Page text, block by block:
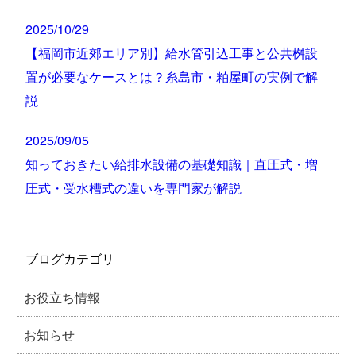
2025/10/29
【福岡市近郊エリア別】給水管引込工事と公共桝設
置が必要なケースとは？糸島市・粕屋町の実例で解
説
2025/09/05
知っておきたい給排水設備の基礎知識｜直圧式・増
圧式・受水槽式の違いを専門家が解説
ブログカテゴリ
お役立ち情報
お知らせ